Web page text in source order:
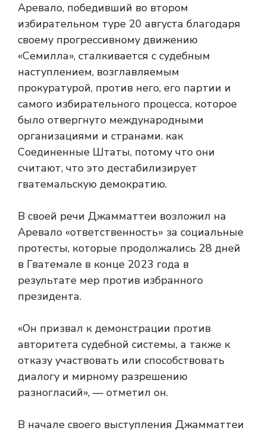
Аревало, победивший во втором
избирательном туре 20 августа благодаря
своему прогрессивному движению
«Семилла», сталкивается с судебным
наступлением, возглавляемым
прокуратурой, против него, его партии и
самого избирательного процесса, которое
было отвергнуто международными
организациями и странами. как
Соединенные Штаты, потому что они
считают, что это дестабилизирует
гватемальскую демократию.
В своей речи Джамматтеи возложил на
Аревало «ответственность» за социальные
протесты, которые продолжались 28 дней
в Гватемале в конце 2023 года в
результате мер против избранного
президента.
«Он призвал к демонстрации против
авторитета судебной системы, а также к
отказу участвовать или способствовать
диалогу и мирному разрешению
разногласий», — отметил он.
В начале своего выступления Джамматтеи